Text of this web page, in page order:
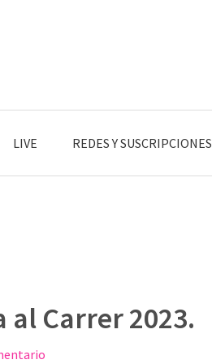
LIVE REDES Y SUSCRIPCIONES
al Carrer 2023.